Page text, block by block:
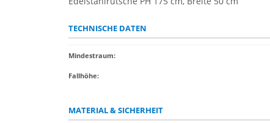
TECHNISCHE DATEN
Mindestraum:
Fallhöhe:
MATERIAL & SICHERHEIT